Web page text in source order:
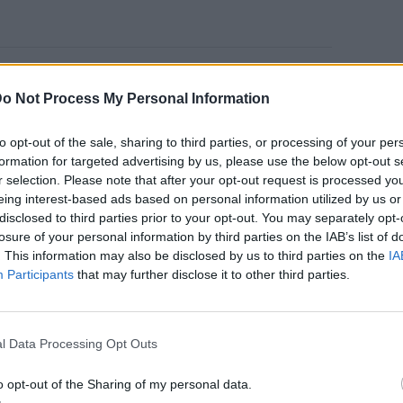
Not Process My Personal Information
opt-out of the sale, sharing to third parties, or processing of your
for targeted advertising by us, please use the below opt-out
selection. Please note that after your opt-out request is processed
interest-based ads based on personal information utilized by us
to third parties prior to your opt-out. You may separately
of your personal information by third parties on the IAB’s list of
This information may also be disclosed by us to third parties on the
Participants that may further disclose it to other third parties.
Data Processing Opt Outs
opt-out of the Sharing of my personal data.
είσοδο στο χώρο που έγινε η δεξίωση και
με τα αγαπημένα τους πρόσωπα
το ζευγάρι βρέθηκε στη γενέτειρα της
ο τραγουδιστής έκανε πρόταση γάμου
γάμου στη σύντροφό του και σχεδόν
τις προετοιμασίες για την πιο όμορφη